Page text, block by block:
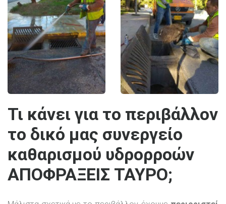
Τι κάνει για το περιβάλλον
το δικό μας συνεργείο
καθαρισμού υδρορροών
ΑΠΟΦΡΑΞΕΙΣ ΤΑΥΡΟ;